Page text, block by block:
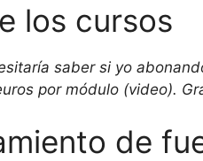
los cursos
saber si yo
por módulo (video).
de